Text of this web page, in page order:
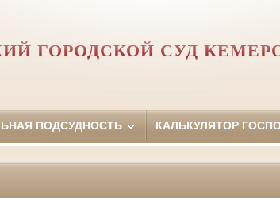
ГОРОДСКОЙ СУД
ПОДСУДНОСТЬ КАЛЬКУЛЯТОР